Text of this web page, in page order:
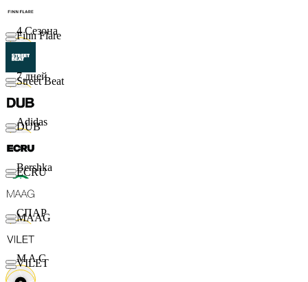
4 Сезона
7 дней
Adidas
Bershka
СПАР
M A C
Finn Flare
Street Beat
DUB
ECRU
MAAG
VILET